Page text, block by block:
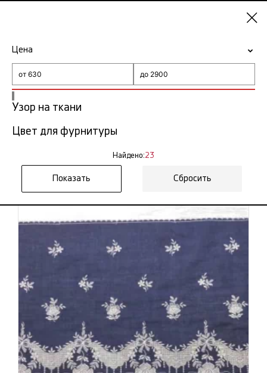
ГлавнаяКружево шитье
Кружево шитье в Нижнем
Показать все
Цена
Узор на ткани
Цвет для фурнитуры
Найдено:23
Сбросить